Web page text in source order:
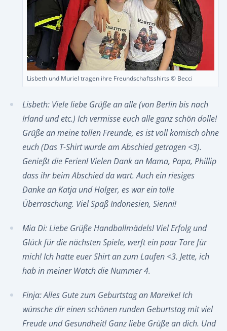
Lisbeth und Muriel tragen ihre Freundschaftsshirts © Becci
Lisbeth: Viele liebe Grüße an alle (von Berlin bis nach
Irland und etc.) Ich vermisse euch alle ganz schön dolle!
Grüße an meine tollen Freunde, es ist voll komisch ohne
euch (Das T-Shirt wurde am Abschied getragen <3).
Genießt die Ferien! Vielen Dank an Mama, Papa, Phillip
dass ihr beim Abschied da wart. Auch ein riesiges
Danke an Katja und Holger, es war ein tolle
Überraschung. Viel Spaß Indonesien, Sienni!
Mia Di: Liebe Grüße Handballmädels! Viel Erfolg und
Glück für die nächsten Spiele, werft ein paar Tore für
mich! Ich hatte euer Shirt an zum Laufen <3. Jette, ich
hab in meiner Watch die Nummer 4.
Finja: Alles Gute zum Geburtstag an Mareike! Ich
wünsche dir einen schönen runden Geburtstag mit viel
Freude und Gesundheit! Ganz liebe Grüße an dich. Und